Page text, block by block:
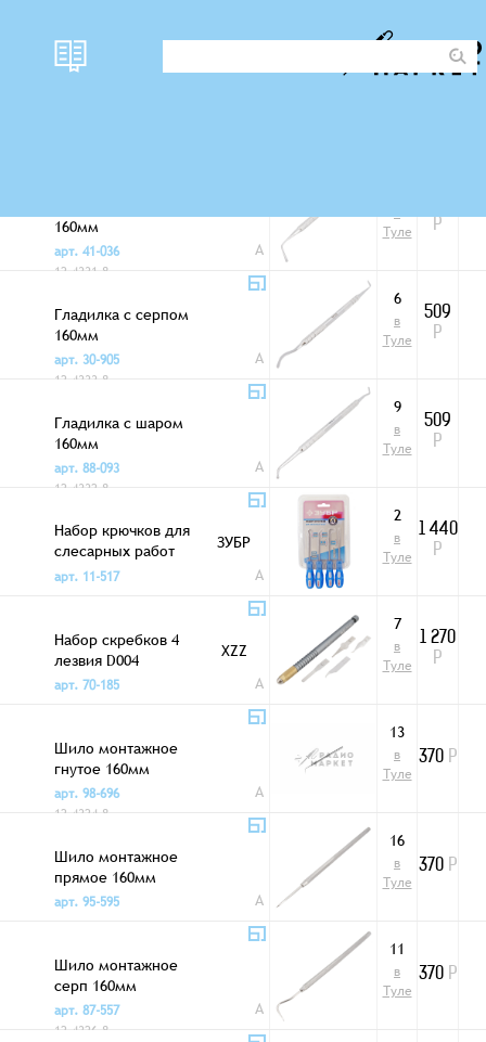
160мм
арт. 41-036
12-4331-8
A
в
Туле
Р
Гладилка с серпом
160мм
арт. 30-905
12-4333-8
A
6
в
Туле
509
Р
Гладилка с шаром
160мм
арт. 88-093
12-4332-8
A
9
в
Туле
509
Р
Набор крючков для
слесарных работ
21553-H4
ЗУБР
арт. 11-517
A
2
в
Туле
1 440
Р
Набор скребков 4
лезвия D004
XZZ
арт. 70-185
A
7
в
Туле
1 270
Р
Шило монтажное
гнутое 160мм
арт. 98-696
12-4324-8
A
13
в
Туле
370 Р
Шило монтажное
прямое 160мм
арт. 95-595
A
16
в
Туле
370 Р
Шило монтажное
серп 160мм
арт. 87-557
12-4326-8
A
11
в
Туле
370 Р